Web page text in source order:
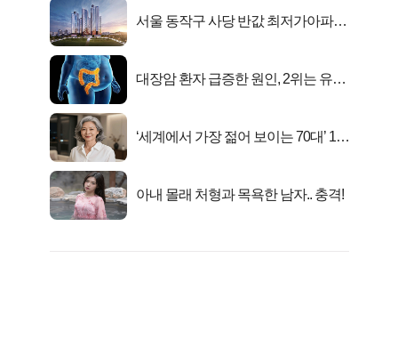
서울 동작구 사당 반값 최저가아파트
대장암 환자 급증한 원인, 2위는 유산
‘세계에서 가장 젊어 보이는 70대’ 1위
아내 몰래 처형과 목욕한 남자.. 충격!